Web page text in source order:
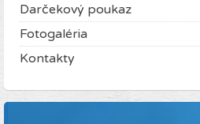
Darčekový poukaz
Fotogaléria
Kontakty